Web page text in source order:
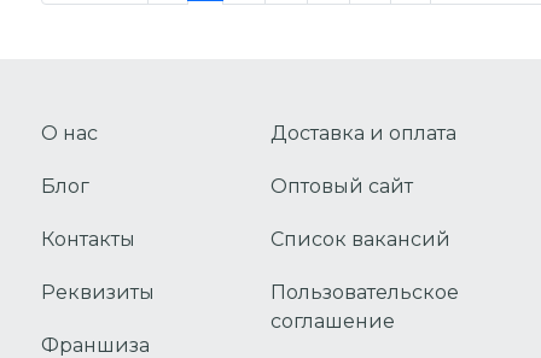
О нас
Блог
Контакты
Реквизиты
Франшиза
Доставка и оплата
Оптовый сайт
Список вакансий
Пользовательское
соглашение